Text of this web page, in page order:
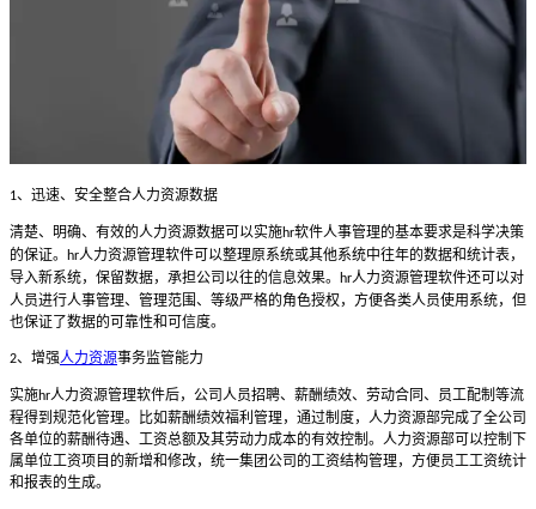
1、迅速、安全整合人力资源数据
清楚、明确、有效的人力资源数据可以实施hr软件人事管理的基本要求是科学决策
的保证。
hr人力资源管理软件可以整理原系统或其他系统中往年的数据和统计表，
导入新系统，保留数据，承担公司以往的信息效果。
hr人力资源管理软件还可以对
人员进行人事管理、管理范围、等级严格的角色授权，方便各类人员使用系统，但
也保证了数据的可靠性和可信度。
2、增强人力资源事务监管能力
实施hr人力资源管理软件后，公司人员招聘、薪酬绩效、劳动合同、员工配制等流
程得到规范化管理。比如薪酬绩效福利管理，通过制度，人力资源部完成了全公司
各单位的薪酬待遇、工资总额及其劳动力成本的有效控制。人力资源部可以控制下
属单位工资项目的新增和修改，统一集团公司的工资结构管理，方便员工工资统计
和报表的生成。